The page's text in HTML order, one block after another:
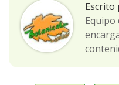
Escrito
Equipo